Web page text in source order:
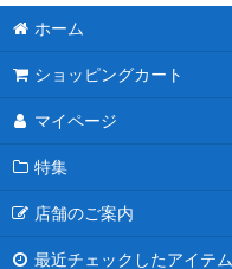
ホーム
ショッピングカート
マイページ
特集
店舗のご案内
最近チェックしたアイテム